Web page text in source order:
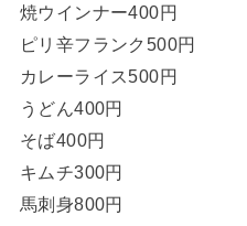
焼ウインナー400円
ピリ辛フランク500円
カレーライス500円
うどん400円
そば400円
キムチ300円
馬刺身800円